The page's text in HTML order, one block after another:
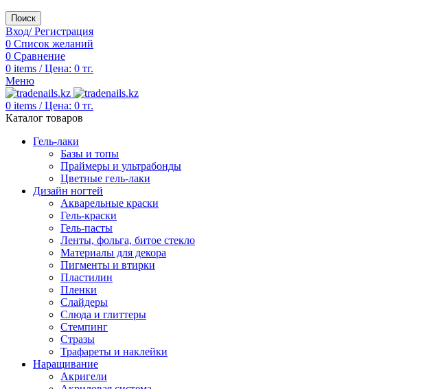
Поиск
Вход/ Регистрация
0 Список желаний
0 Сравнение
0 items / Цена: 0 тг.
Меню
0 items / Цена: 0 тг.
Каталог товаров
Гель-лаки
Базы и топы
Праймеры и ультрабонды
Цветные гель-лаки
Дизайн ногтей
Акварельные краски
Гель-краски
Гель-пасты
Ленты, фольга, битое стекло
Материалы для декора
Пигменты и втирки
Пластилин
Пленки
Слайдеры
Слюда и глиттеры
Стемпинг
Стразы
Трафареты и наклейки
Наращивание
Акригели